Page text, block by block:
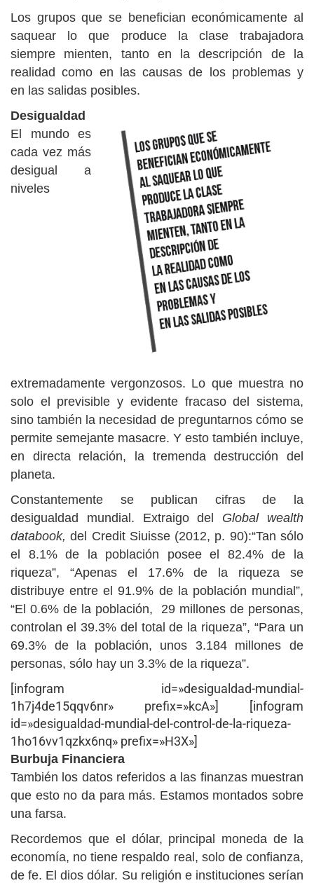
Los grupos que se benefician económicamente al
saquear lo que produce la clase trabajadora
siempre mienten, tanto en la descripción de la
realidad como en las causas de los problemas y
en las salidas posibles.
Desigualdad
El mundo es
cada vez más
desigual a
niveles
extremadamente vergonzosos. Lo que muestra no
solo el previsible y evidente fracaso del sistema,
sino también la necesidad de preguntarnos cómo se
permite semejante masacre. Y esto también incluye,
en directa relación, la tremenda destrucción del
planeta.
Constantemente se publican cifras de la
desigualdad mundial. Extraigo del Global wealth
databook, del Credit Siuisse (2012, p. 90):“Tan sólo
el 8.1% de la población posee el 82.4% de la
riqueza”, “Apenas el 17.6% de la riqueza se
distribuye entre el 91.9% de la población mundial”,
“El 0.6% de la población, 29 millones de personas,
controlan el 39.3% del total de la riqueza”, “Para un
69.3% de la población, unos 3.184 millones de
personas, sólo hay un 3.3% de la riqueza”.
[infogram id=»desigualdad-mundial-
1h7j4de15qqv6nr» prefix=»kcA»] [infogram
id=»desigualdad-mundial-del-control-de-la-riqueza-
1ho16vv1qzkx6nq» prefix=»H3X»]
Burbuja Financiera
También los datos referidos a las finanzas muestran
que esto no da para más. Estamos montados sobre
una farsa.
Recordemos que el dólar, principal moneda de la
economía, no tiene respaldo real, solo de confianza,
de fe. El dios dólar. Su religión e instituciones serían